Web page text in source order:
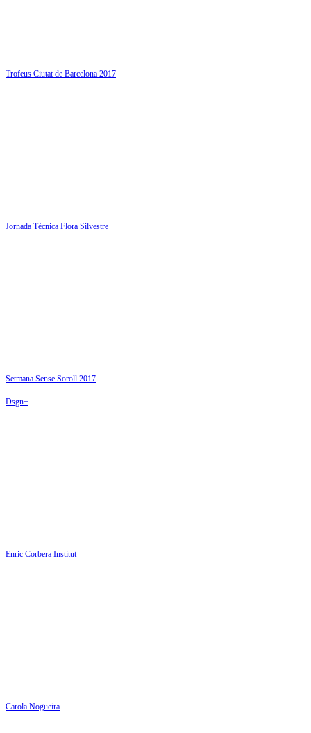
Trofeus Ciutat de Barcelona 2017
Jornada Tècnica Flora Silvestre
Setmana Sense Soroll 2017
Dsgn+
Enric Corbera Institut
Carola Nogueira